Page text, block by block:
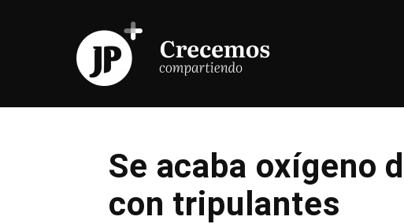
Se acaba oxígeno
con tripulantes